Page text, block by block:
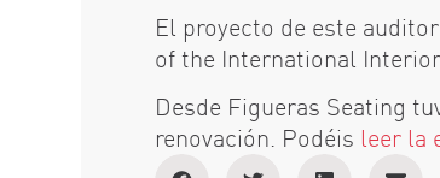
El proyecto de este
of the International
Desde Figueras Seating
renovación. Podéis leer la